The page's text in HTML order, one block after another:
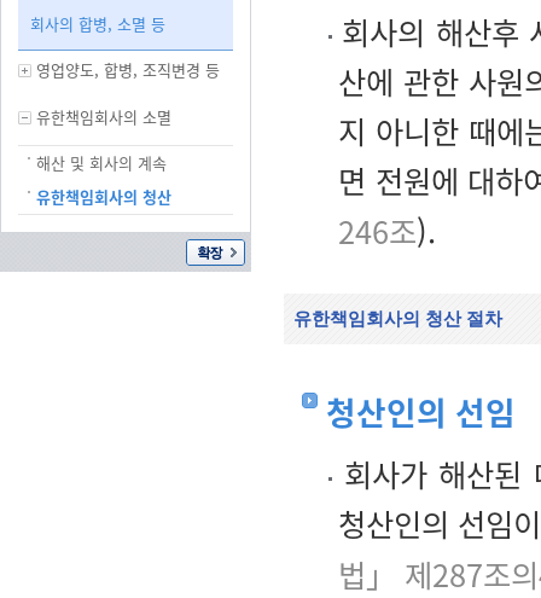
회사의 합병, 소멸 등
영업양도, 합병, 조직변경 등
유한책임회사의 소멸
해산 및 회사의 계속
유한책임회사의 청산
회사의 해산후
산에 관한 사원
지 아니한 때에
면 전원에 대하
246조).
유한책임회사의 청산 절차
청산인의 선임
회사가 해산된
청산인의 선임
법」 제287조